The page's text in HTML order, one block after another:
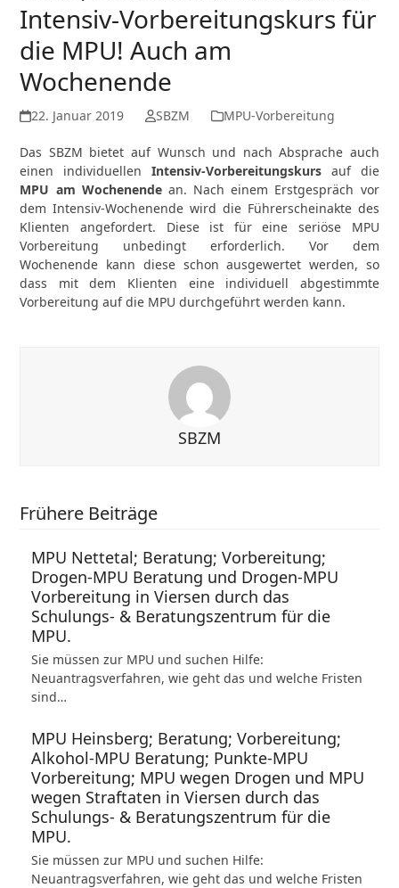
Intensiv-Vorbereitungskurs für
die MPU! Auch am
Wochenende
22. Januar 2019 SBZM MPU-Vorbereitung
Das SBZM bietet auf Wunsch und nach Absprache auch
einen individuellen Intensiv-Vorbereitungskurs auf die
MPU am Wochenendean. Nach einem Erstgespräch vor
dem Intensiv-Wochenende wird die Führerscheinakte des
Klienten angefordert. Diese ist für eine seriöse MPU
Vorbereitung unbedingt erforderlich. Vor dem
Wochenende kann diese schon ausgewertet werden, so
dass mit dem Klienten eine individuell abgestimmte
Vorbereitung auf die MPU durchgeführt werden kann.
SBZM
Frühere Beiträge
MPU Nettetal; Beratung; Vorbereitung;
Drogen-MPU Beratung und Drogen-MPU
Vorbereitung in Viersen durch das
Schulungs- & Beratungszentrum für die
MPU.
Sie müssen zur MPU und suchen Hilfe:
Neuantragsverfahren, wie geht das und welche Fristen
sind…
MPU Heinsberg; Beratung; Vorbereitung;
Alkohol-MPU Beratung; Punkte-MPU
Vorbereitung; MPU wegen Drogen und MPU
wegen Straftaten in Viersen durch das
Schulungs- & Beratungszentrum für die
MPU.
Sie müssen zur MPU und suchen Hilfe:
Neuantragsverfahren, wie geht das und welche Fristen